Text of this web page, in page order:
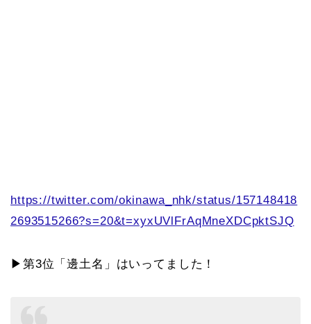
https://twitter.com/okinawa_nhk/status/157148418
2693515266?s=20&t=xyxUVlFrAqMneXDCpktSJQ
▶第3位「邊土名」はいってました！